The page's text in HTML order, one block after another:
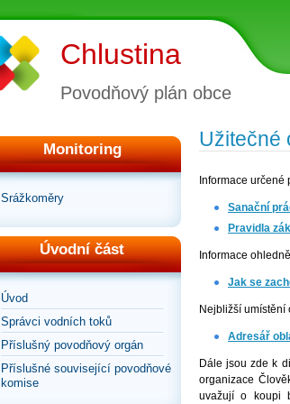
Chlustina
Povodňový plán obce
Monitoring
Srážkoměry
Úvodní část
Úvod
Správci vodních toků
Příslušný povodňový orgán
Příslušné související povodňové
komise
Užitečné
Informace
Sanační
Pravidla
Informace
Jak se
Nejbližší umístění
Adresář
Dále jsou zde k
organizace
uvažují o koupi